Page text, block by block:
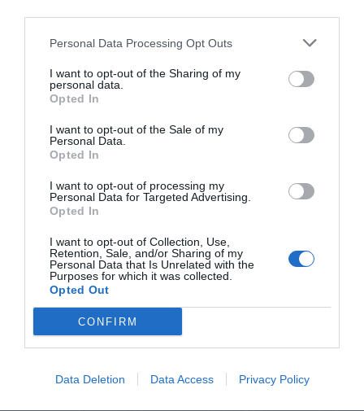
Personal Data Processing Opt Outs
I want to opt-out of the Sharing of my
personal data.
Opted In
I want to opt-out of the Sale of my
Personal Data.
Opted In
I want to opt-out of processing my
Personal Data for Targeted Advertising.
Opted In
I want to opt-out of Collection, Use,
Retention, Sale, and/or Sharing of my
Personal Data that Is Unrelated with the
Purposes for which it was collected.
Opted Out
CONFIRM
Data Deletion Data Access Privacy Policy
Con estos datos, el informe señala que
la apuesta por
fundamental en la estrategia de la industria
farmacéutica en España
crecimiento económico. “La digitalización permite
acelerar procesos de innovación, favorecer la
colaboración entre empresas, hospitales y
universidades, y consolidar a España como uno de los
principales hubs europeos en la producción y desarrollo
de medicamentos”, señala el informe.
De hecho, varias de las mayores compañías
farmacéuticas del mundo han elegido nuestro país para
establecer sus hubs globales de innovación digital.
Aunque el número exacto fluctúa debido a la continua
hubs operan ya en nuestro país, principalmente en